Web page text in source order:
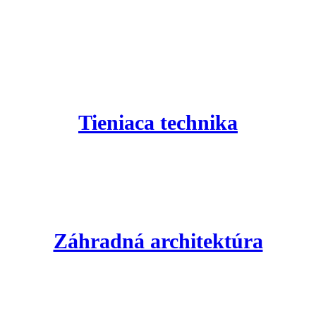
Tieniaca technika
Záhradná architektúra